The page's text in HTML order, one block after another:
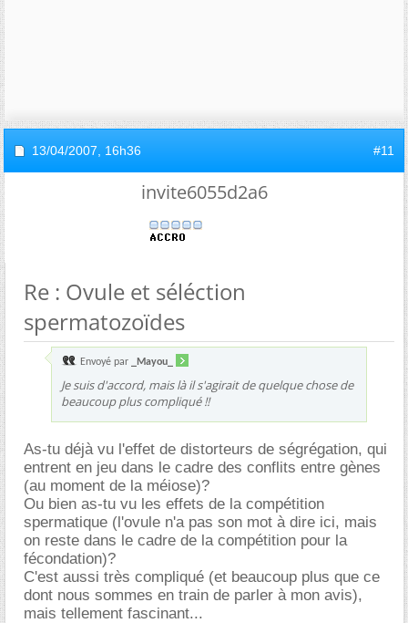
13/04/2007, 16h36 #11
invite6055d2a6
Re : Ovule et séléction
spermatozoïdes
Envoyé par _Mayou_
Je suis d'accord, mais là il s'agirait de quelque chose de
beaucoup plus compliqué !!
As-tu déjà vu l'effet de distorteurs de ségrégation, qui
entrent en jeu dans le cadre des conflits entre gènes
(au moment de la méiose)?
Ou bien as-tu vu les effets de la compétition
spermatique (l'ovule n'a pas son mot à dire ici, mais
on reste dans le cadre de la compétition pour la
fécondation)?
C'est aussi très compliqué (et beaucoup plus que ce
dont nous sommes en train de parler à mon avis),
mais tellement fascinant...